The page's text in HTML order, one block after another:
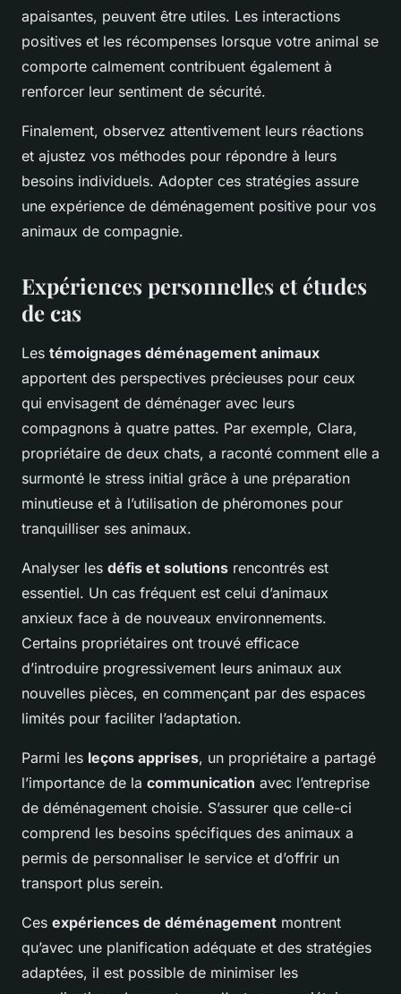
apaisantes, peuvent être utiles. Les interactions
positives et les récompenses lorsque votre animal se
comporte calmement contribuent également à
renforcer leur sentiment de sécurité.
Finalement, observez attentivement leurs réactions
et ajustez vos méthodes pour répondre à leurs
besoins individuels. Adopter ces stratégies assure
une expérience de déménagement positive pour vos
animaux de compagnie.
Expériences personnelles et études
de cas
Les témoignages déménagement animaux
apportent des perspectives précieuses pour ceux
qui envisagent de déménager avec leurs
compagnons à quatre pattes. Par exemple, Clara,
propriétaire de deux chats, a raconté comment elle a
surmonté le stress initial grâce à une préparation
minutieuse et à l’utilisation de phéromones pour
tranquilliser ses animaux.
Analyser les défis et solutions rencontrés est
essentiel. Un cas fréquent est celui d’animaux
anxieux face à de nouveaux environnements.
Certains propriétaires ont trouvé efficace
d’introduire progressivement leurs animaux aux
nouvelles pièces, en commençant par des espaces
limités pour faciliter l’adaptation.
Parmi les leçons apprises, un propriétaire a partagé
l’importance de la communication avec l’entreprise
de déménagement choisie. S’assurer que celle-ci
comprend les besoins spécifiques des animaux a
permis de personnaliser le service et d’offrir un
transport plus serein.
Ces expériences de déménagement montrent
qu’avec une planification adéquate et des stratégies
adaptées, il est possible de minimiser les